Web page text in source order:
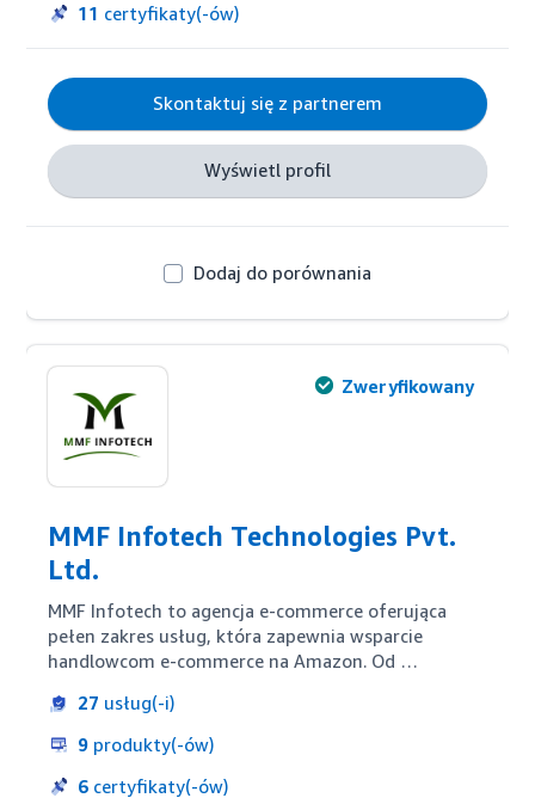
zaawansowanych strategii. Dzięki przejrzystym i
11 certyfikaty(-ów)
Skontaktuj się z partnerem
Wyświetl profil
Dodaj do porównania
Zweryfikowany
MMF Infotech Technologies Pvt.
Ltd.
MMF Infotech to agencja e-commerce oferująca
pełen zakres usług, która zapewnia wsparcie
handlowcom e-commerce na Amazon. Od
marketingowej pomagamy markom na Amazon
wykorzystać ich obecność w Amazon i poza nim.
Oferujemy kompleksowe usługi sprzedawcom i
dostawcom w celu budowania obecności na
27 usług(-i)
9 produkty(-ów)
6 certyfikaty(-ów)